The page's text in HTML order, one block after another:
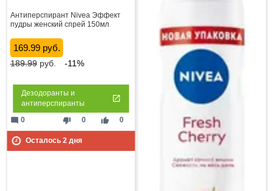
Антиперспирант Nivea Эффект
пудры женский спрей 150мл
169.99 руб.
189.99руб. -11%
Дезодоранты и
антиперспиранты
thumb_down 0 thumb_up 0
mode_comment 0
Осталось 2дня